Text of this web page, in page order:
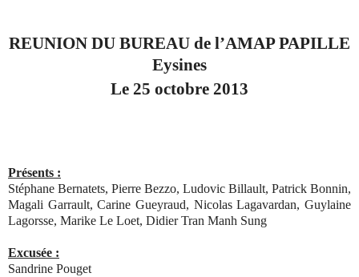
REUNION DU BUREAU de l’AMAP PAPILLE
Eysines
Le 25 octobre 2013
Présents :
Stéphane Bernatets, Pierre Bezzo, Ludovic Billault, Patrick Bonnin,
Magali Garrault, Carine Gueyraud, Nicolas Lagavardan, Guylaine
Lagorsse, Marike Le Loet, Didier Tran Manh Sung
Excusée :
Sandrine Pouget